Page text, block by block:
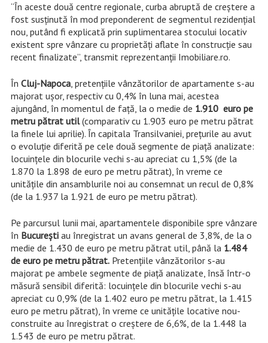
“În aceste două centre regionale, curba abruptă de creștere a
fost susținută în mod preponderent de segmentul rezidențial
nou, putând fi explicată prin suplimentarea stocului locativ
existent spre vânzare cu proprietăți aflate în construcție sau
recent finalizate”, transmit reprezentanții Imobiliare.ro.
În Cluj-Napoca, pretențiile vânzătorilor de apartamente s-au
majorat ușor, respectiv cu 0,4% în luna mai, acestea
ajungând, în momentul de față, la o medie de 1.910 euro pe
metru pătrat util(comparativ cu 1.903 euro pe metru pătrat
la finele lui aprilie). În capitala Transilvaniei, prețurile au avut
o evoluție diferită pe cele două segmente de piață analizate:
locuințele din blocurile vechi s-au apreciat cu 1,5% (de la
1.870 la 1.898 de euro pe metru pătrat), în vreme ce
unitățile din ansamblurile noi au consemnat un recul de 0,8%
(de la 1.937 la 1.921 de euro pe metru pătrat).
Pe parcursul lunii mai, apartamentele disponibile spre vânzare
în Bucureștiau înregistrat un avans general de 3,8%, de la o
medie de 1.430 de euro pe metru pătrat util, până la 1.484
de euro pe metru pătrat.Pretențiile vânzătorilor s-au
majorat pe ambele segmente de piață analizate, însă într-o
măsură sensibil diferită: locuințele din blocurile vechi s-au
apreciat cu 0,9% (de la 1.402 euro pe metru pătrat, la 1.415
euro pe metru pătrat), în vreme ce unitățile locative nou-
construite au înregistrat o creștere de 6,6%, de la 1.448 la
1.543 de euro pe metru pătrat.